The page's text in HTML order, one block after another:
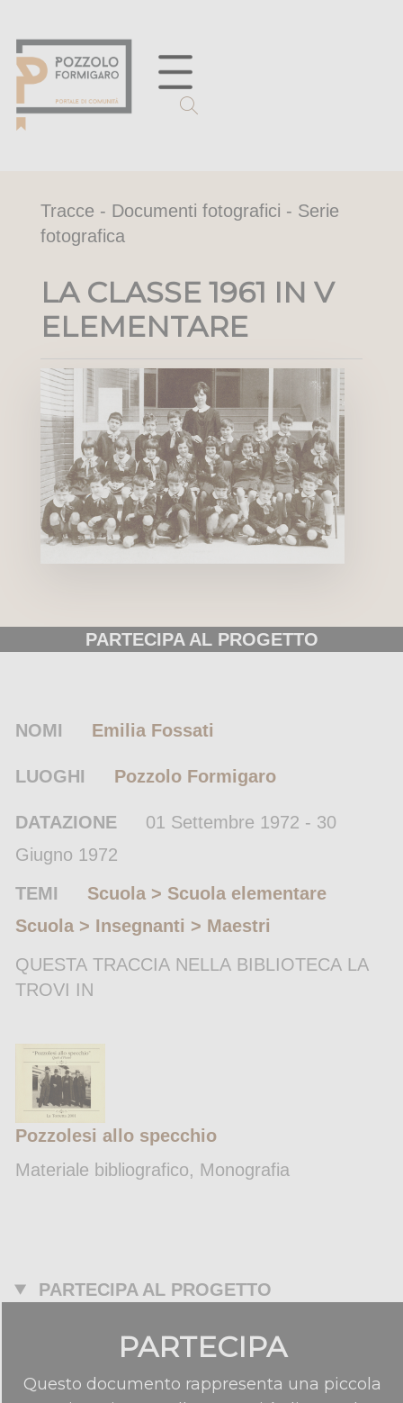
Tracce - Documenti fotografici - Serie
fotografica
LA CLASSE 1961 IN V
ELEMENTARE
PARTECIPA AL PROGETTO
NOMI Emilia Fossati
LUOGHI Pozzolo Formigaro
DATAZIONE
Giugno 1972
TEMI
Scuola > Scuola elementare
Scuola > Insegnanti > Maestri
QUESTA TRACCIA NELLA BIBLIOTECA LA
TROVI IN
Pozzolesi allo specchio
Materiale bibliografico, Monografia
PARTECIPA AL PROGETTO
PARTECIPA
Questo documento rappresenta una piccola